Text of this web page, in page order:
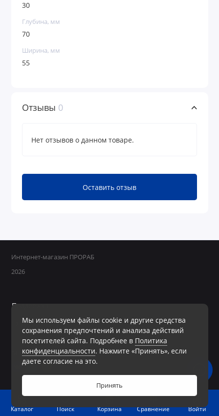
Каталог Поиск Корзина
0
Сравнение
Войти
30
Глубина, мм
70
Ширина, мм
55
Отзывы 0
Нет отзывов о данном товаре.
Оставить отзыв
Мы используем файлы cookie и другие средства
сохранения предпочтений и анализа действий
посетителей сайта. Подробнее в Политика
конфиденциальности. Нажмите «Принять», если
даете согласие на это.
Принять
Интернет-магазин ПРОРАБ
2026
Поддержка
+7 950 800-40-09
Ежедневно с 8:00 до 19:00 Без перерывов и выходных
Мы в сети